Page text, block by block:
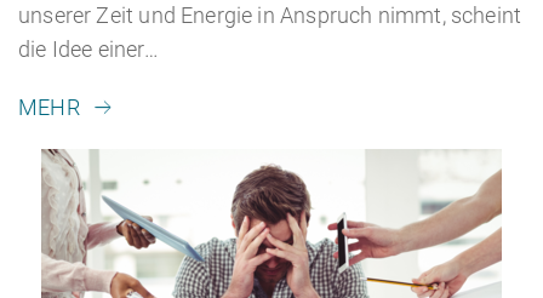
unserer Zeit und Energie in Anspruch nimmt, scheint
die Idee einer…
MEHR